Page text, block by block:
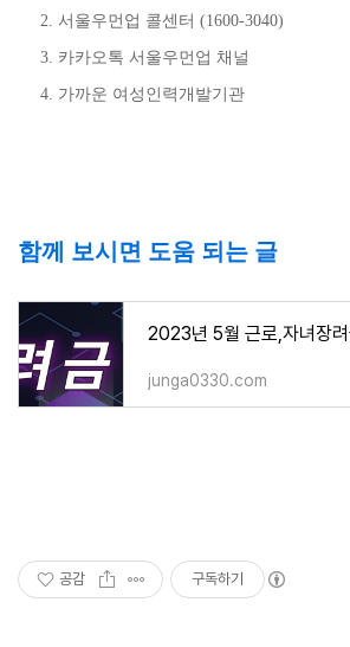
서울우먼업 콜센터 (1600-3040)
카카오톡 서울우먼업 채널
가까운 여성인력개발기관
함께 보시면 도움 되는 글
junga0330.com
공감 구독하기